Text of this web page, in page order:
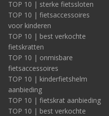
TOP 10 | sterke fietssloten
TOP 10 | fietsaccessoires
voor kinderen
TOP 10 | best verkochte
fietskratten
TOP 10 | onmisbare
fietsaccessoires
TOP 10 | kinderfietshelm
aanbieding
TOP 10 | fietskrat aanbieding
TOP 10 | best verkochte